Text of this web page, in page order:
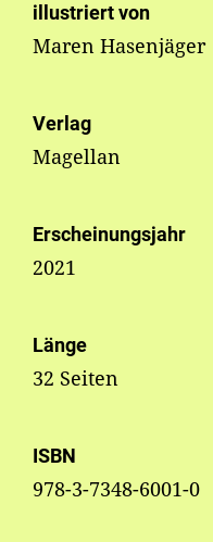
illustriert von
Maren Hasenjäger
Verlag
Magellan
Erscheinungsjahr
2021
Länge
32 Seiten
ISBN
978-3-7348-6001-0